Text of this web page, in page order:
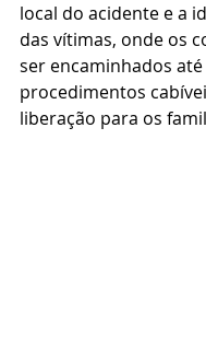
local do acidente e a
das vítimas, onde os
ser encaminhados até
procedimentos
liberação para os